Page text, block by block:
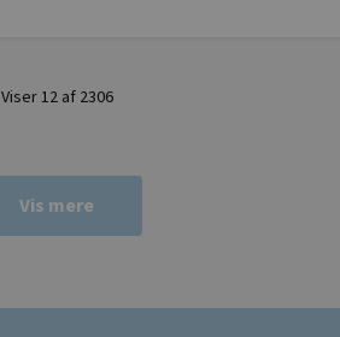
Viser 12 af 2306
Vis mere